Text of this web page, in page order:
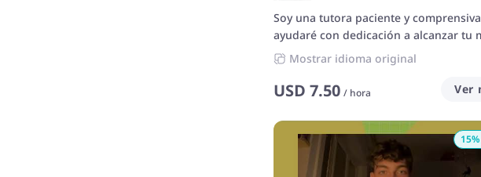
Soy una tutora paciente y
ayudaré con dedicación a alcanzar tu
lingüística sin estrés y con facilidad.
Mostrar idioma original
USD 7.50 / hora Ver
15